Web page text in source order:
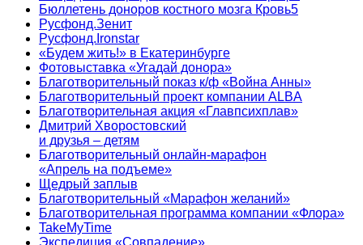
Бюллетень доноров костного мозга Кровь5
Русфонд.Зенит
Русфонд.Ironstar
«Будем жить!» в Екатеринбурге
Фотовыставка «Угадай донора»
Благотворительный показ к/ф «Война Анны»
Благотворительный проект компании ALBA
Благотворительная акция «Главпсихплав»
Дмитрий Хворостовский
и друзья – детям
Благотворительный онлайн‑марафон
«Апрель на подъеме»
Щедрый заплыв
Благотворительный «Марафон желаний»
Благотворительная программа компании «Флора»
TakeMyTime
Экспедиция «Совпадение»